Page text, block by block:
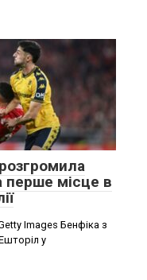
перше місце в
Images Бенфіка з
у